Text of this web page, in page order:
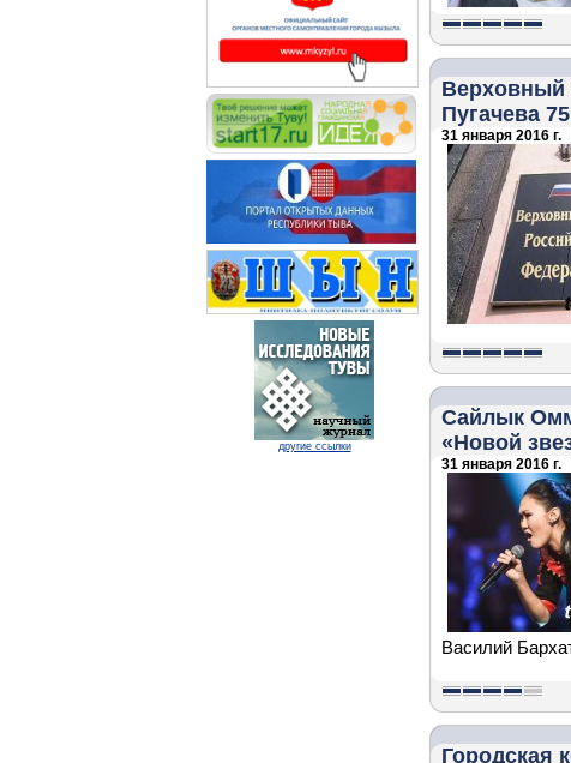
другие ссылки
Верховный
Пугачева
31 января 2016 г.
Сайлык
«Новой
31 января 2016 г.
Василий
Городская